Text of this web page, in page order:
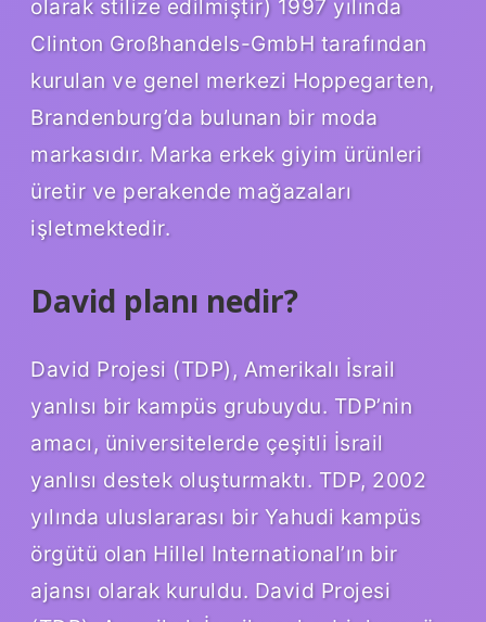
olarak stilize edilmiştir) 1997 yılında
Clinton Großhandels-GmbH tarafından
kurulan ve genel merkezi Hoppegarten,
Brandenburg’da bulunan bir moda
markasıdır. Marka erkek giyim ürünleri
üretir ve perakende mağazaları
işletmektedir.
David planı nedir?
David Projesi (TDP), Amerikalı İsrail
yanlısı bir kampüs grubuydu. TDP’nin
amacı, üniversitelerde çeşitli İsrail
yanlısı destek oluşturmaktı. TDP, 2002
yılında uluslararası bir Yahudi kampüs
örgütü olan Hillel International’ın bir
ajansı olarak kuruldu. David Projesi